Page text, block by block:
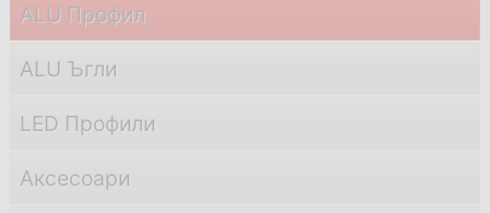
ALU Профил
ALU Ъгли
LED Профили
Аксесоари